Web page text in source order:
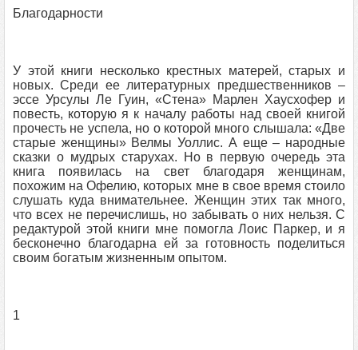
Благодарности
У этой книги несколько крестных матерей, старых и
новых. Среди ее литературных предшественников –
эссе Урсулы Ле Гуин, «Стена» Марлен Хаусхофер и
повесть, которую я к началу работы над своей книгой
прочесть не успела, но о которой много слышала: «Две
старые женщины» Велмы Уоллис. А еще – народные
сказки о мудрых старухах. Но в первую очередь эта
книга появилась на свет благодаря женщинам,
похожим на Офелию, которых мне в свое время стоило
слушать куда внимательнее. Женщин этих так много,
что всех не перечислишь, но забывать о них нельзя. С
редактурой этой книги мне помогла Лоис Паркер, и я
бесконечно благодарна ей за готовность поделиться
своим богатым жизненным опытом.
1